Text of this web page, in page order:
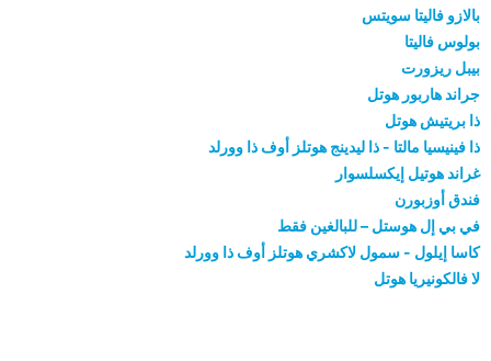
بالازو فاليتا سويتس
بولوس فاليتا
بيبل ريزورت
جراند هاربور هوتل
ذا بريتيش هوتل
ذا فينيسيا مالتا - ذا ليدينج هوتلز أوف ذا وورلد
غراند هوتيل إيكسلسوار
فندق أوزبورن
في بي إل هوستل – للبالغين فقط
كاسا إيلول - سمول لاكشري هوتلز أوف ذا وورلد
لا فالكونيريا هوتل